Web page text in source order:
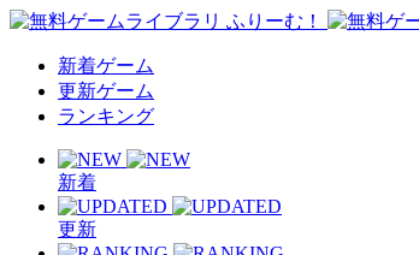
新着ゲーム
更新ゲーム
ランキング
新着
更新